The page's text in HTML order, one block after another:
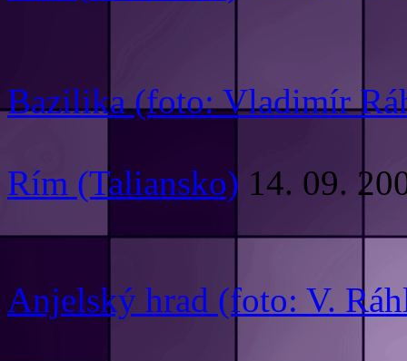
Bazilika (foto: Vladimír
Rím (Taliansko) 14. 09.
Anjelský hrad (foto: V.